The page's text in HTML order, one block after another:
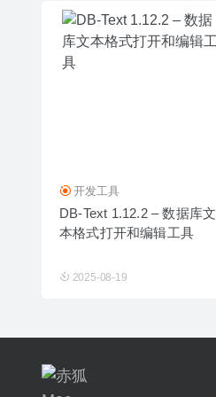
开发工具
DB-Text 1.12.2 – 数据库文
本格式打开和编辑工具
2025-08-19